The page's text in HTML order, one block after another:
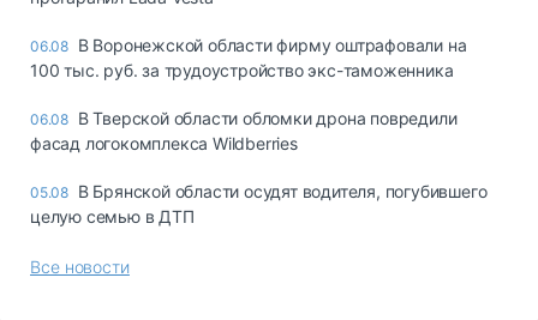
06.08 В Воронежской области фирму оштрафовали на
100 тыс. руб. за трудоустройство экс-таможенника
06.08 В Тверской области обломки дрона повредили
фасад логокомплекса Wildberries
05.08 В Брянской области осудят водителя, погубившего
целую семью в ДТП
Все новости